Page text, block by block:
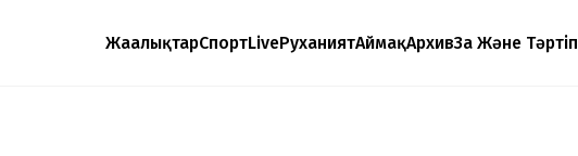
ЖаңалықтарСпортLiveРуханиятАймақАрхивЗаң Және Тәртіп